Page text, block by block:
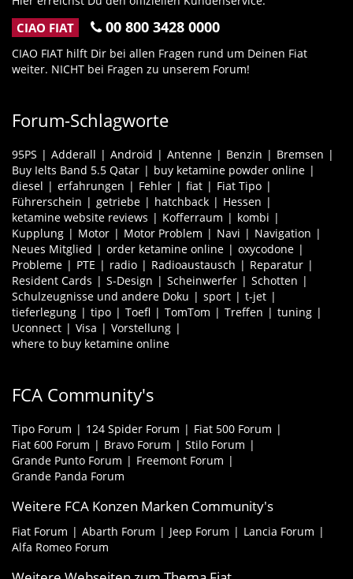
CIAO FIAT 00 800 3428 0000
CIAO FIAT hilft Dir bei allen Fragen rund um Deinen Fiat
weiter. NICHT bei Fragen zu unserem Forum!
Forum-Schlagworte
95PS Adderall Android Antenne Benzin
Bremsen
Buy Ielts Band 5.5 Qatar
buy ketamine powder online
diesel
erfahrungen Fehler fiat
Fiat Tipo
Führerschein
getriebe hatchback
Hessen
ketamine website reviews
Kofferraum
kombi
Kupplung
Motor Motor Problem Navi
Navigation
Neues Mitglied
order ketamine online
oxycodone
Probleme
PTE radio Radioaustausch
Reparatur
Resident Cards
S-Design Scheinwerfer
Schotten
Schulzeugnisse und andere Doku
sport
t-jet
tieferlegung
tipo Toefl TomTom Treffen
tuning
Uconnect
Visa
Vorstellung
where to buy ketamine online
FCA Community's
Tipo Forum 124 Spider Forum
Fiat 500 Forum
Fiat 600 Forum
Bravo Forum
Stilo Forum
Grande Punto Forum
Freemont Forum
Grande Panda Forum
Weitere FCA Konzen Marken Community's
Fiat Forum Abarth Forum Jeep Forum
Lancia Forum
Alfa Romeo Forum